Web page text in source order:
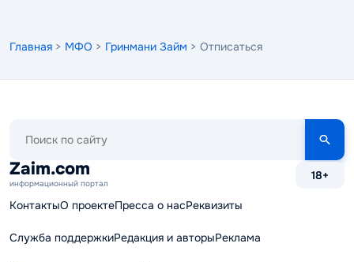
Главная > МФО > Гринмани Займ > Отписаться
сайту
Zaim.com
информационный портал
18+
КонтактыО проектеПресса о насРеквизиты
Служба поддержкиРедакция и авторыРеклама